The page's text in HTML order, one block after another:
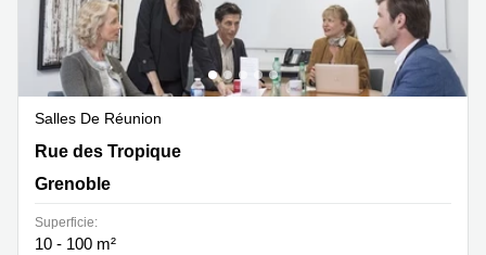
Salles De Réunion
4 Rue des Tropique, Grenoble
Rue des Tropique
Grenoble
Superficie:
10 - 100 m²